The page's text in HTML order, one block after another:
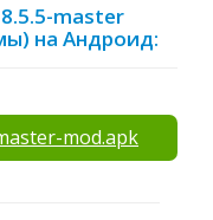
master
на Андроид:
mod.apk